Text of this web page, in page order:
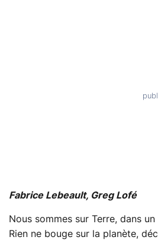
Fabrice Lebeault, Greg Lofé
Nous sommes sur Terre, dans
Rien ne bouge sur la planète,